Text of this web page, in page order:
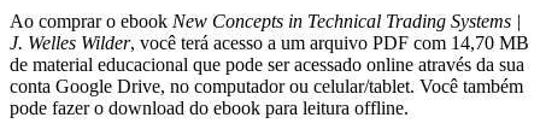
Ao comprar o ebook New Concepts in Technical Trading Systems |
J. Welles Wilder, você terá acesso a um arquivo PDF com 14,70 MB
de material educacional que pode ser acessado online através da sua
conta Google Drive, no computador ou celular/tablet. Você também
pode fazer o download do ebook para leitura offline.